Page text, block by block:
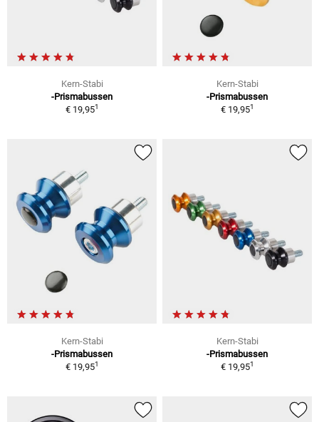
Kern-Stabi
-Prismabussen
€ 19,951
Kern-Stabi
-Prismabussen
€ 19,951
Kern-Stabi
-Prismabussen
€ 19,951
Kern-Stabi
-Prismabussen
€ 19,951